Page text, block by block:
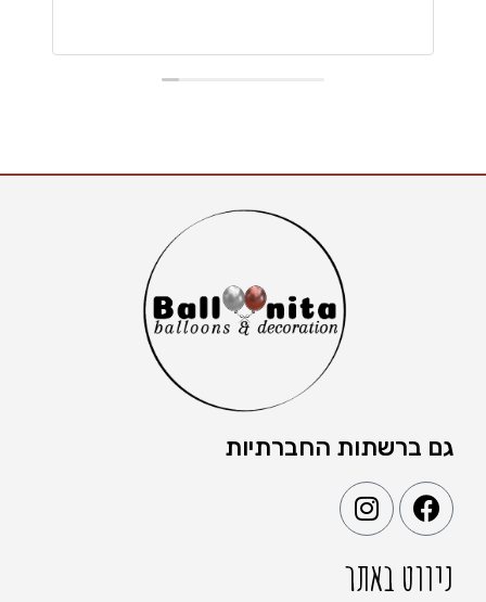
גם ברשתות החברתיות
ניווט באתר